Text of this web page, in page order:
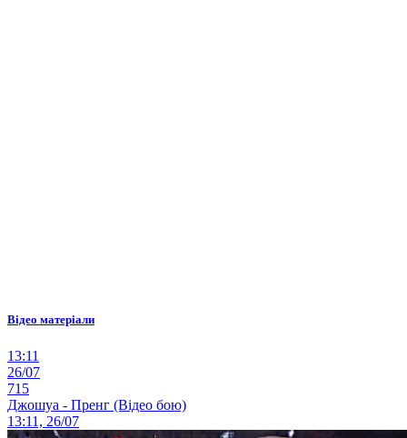
Відео матеріали
13:11
26/07
715
Джошуа - Пренг (Відео бою)
13:11, 26/07